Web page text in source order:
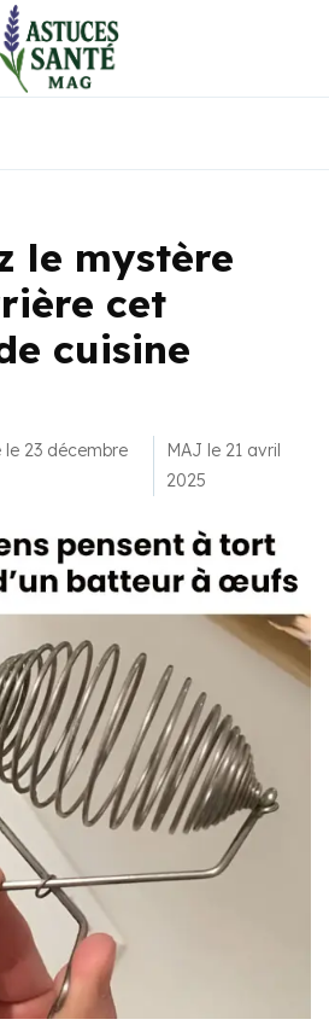
le mystère
cet
cuisine
le 23 décembre
MAJ le 21 avril
2025